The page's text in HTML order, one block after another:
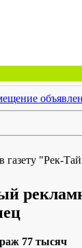
газету "Рек-
тысяч